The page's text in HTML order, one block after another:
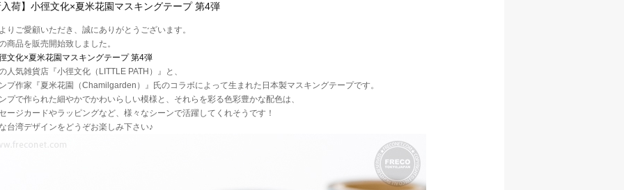
荷】小徑文化×夏米花園マスキングテープ 第4弾
りご愛顧いただき、誠にありがとうございます。
商品を販売開始致しました。
文化×夏米花園マスキングテープ 第4弾
人気雑貨店『小徑文化（LITTLE PATH）』と、
プ作家『夏米花園（Chamilgarden）』氏のコラボによって生まれた日本製マスキングテープです。
プで作られた細やかでかわいらしい模様と、それらを彩る色彩豊かな配色は、
ージカードやラッピングなど、様々なシーンで活躍してくれそうです！
台湾デザインをどうぞお楽しみ下さい♪